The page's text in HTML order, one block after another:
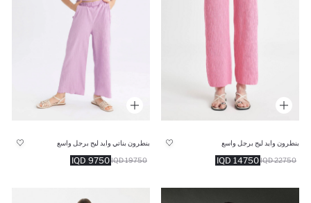
بنطرون وايد ليج برجل واسع
14750 IQD 22750 IQD
بنطرون بناتي وايد ليج برجل واسع
9750 IQD 19750 IQD